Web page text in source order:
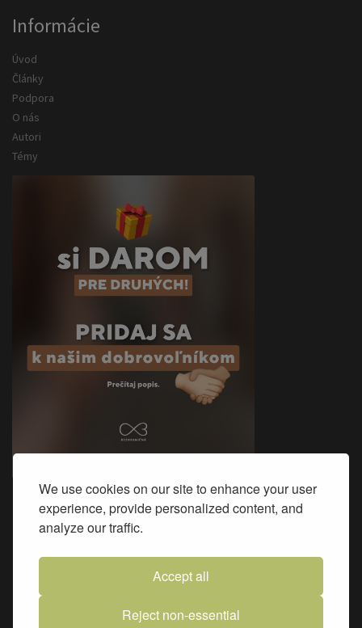
We use cookies on our site to enhance your user
experience, provide personalized content, and
analyze our traffic.
Accept all
Reject non-essential
Informácie
Úvod
Články
Podpora
O nás
Autori
Témy
Sme na Facebooku